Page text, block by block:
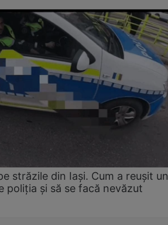
străzile din Iași. Cum a reușit un
poliția și să se facă nevăzut